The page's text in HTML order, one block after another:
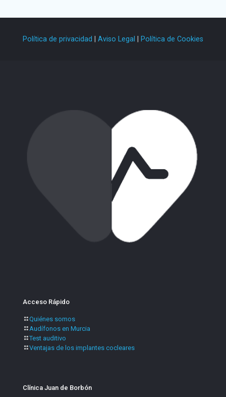
Política de privacidad | Aviso Legal | Política de Cookies
Acceso Rápido
Quiénes somos
Audífonos en Murcia
Test auditivo
Ventajas de los implantes cocleares
Clínica Juan de Borbón